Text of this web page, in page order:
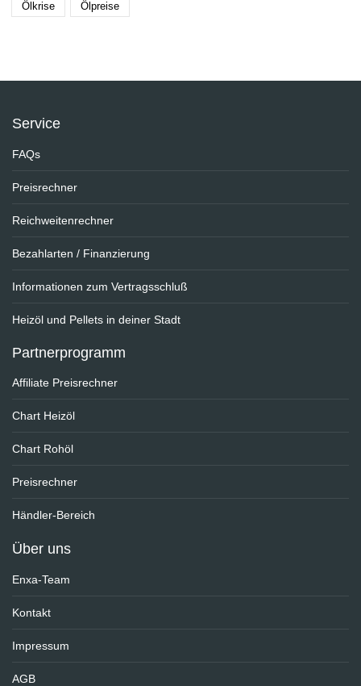
Ölkrise Ölpreise
Service
FAQs
Preisrechner
Reichweitenrechner
Bezahlarten / Finanzierung
Informationen zum Vertragsschluß
Heizöl und Pellets in deiner Stadt
Partnerprogramm
Affiliate Preisrechner
Chart Heizöl
Chart Rohöl
Preisrechner
Händler-Bereich
Über uns
Enxa-Team
Kontakt
Impressum
AGB